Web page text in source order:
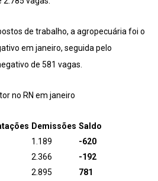
de trabalho, a agropecuária foi o
em janeiro, seguida pelo
de 581 vagas.
no RN em janeiro
Demissões Saldo
1.189
-620
2.366
-192
2.895
781